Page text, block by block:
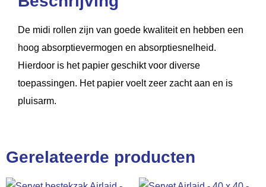
De midi rollen zijn van goede kwaliteit en hebben een
hoog absorptievermogen en absorptiesnelheid.
Hierdoor is het papier geschikt voor diverse
toepassingen. Het papier voelt zeer zacht aan en is
pluisarm.
Gerelateerde producten